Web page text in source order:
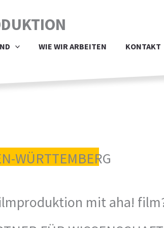
WIE WIR ARBEITEN KONTAKT
WÜRTTEMBERG
mit aha!